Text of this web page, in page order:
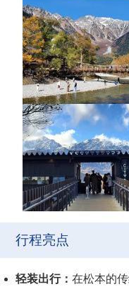
行程亮点
轻装出行：在松本的